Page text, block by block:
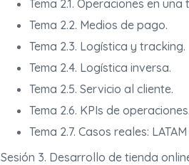
Tema 2.1. Operaciones en
Tema 2.2. Medios de pago.
Tema 2.3. Logística y tracking.
Tema 2.4. Logística inversa.
Tema 2.5. Servicio al cliente.
Tema 2.6. KPIs de operaciones.
Tema 2.7. Casos reales:
Sesión 3. Desarrollo de tienda